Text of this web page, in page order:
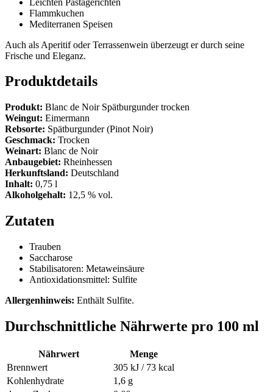
Flammkuchen
Mediterranen Speisen
Auch als Aperitif oder Terrassenwein überzeugt er durch seine
Frische und Eleganz.
Produktdetails
Produkt: Blanc de Noir Spätburgunder trocken
Weingut: Eimermann
Rebsorte: Spätburgunder (Pinot Noir)
Geschmack: Trocken
Weinart: Blanc de Noir
Anbaugebiet: Rheinhessen
Herkunftsland: Deutschland
Inhalt: 0,75 l
Alkoholgehalt: 12,5 % vol.
Zutaten
Trauben
Saccharose
Stabilisatoren: Metaweinsäure
Antioxidationsmittel: Sulfite
Allergenhinweis: Enthält Sulfite.
Durchschnittliche Nährwerte pro 100 ml
Nährwert
Menge
Brennwert
305 kJ / 73 kcal
Kohlenhydrate
1,6 g